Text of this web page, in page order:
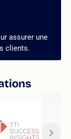
assurer une
clients.